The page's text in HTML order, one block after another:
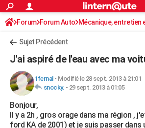
ACTUALITÉS
Politique
Société
Faits Divers
Education
Monde
Villes
+
FINANCE
Retraite
Impôts
Epargne
Immobilier
Risques naturels par ville
Banque
Assurance
Crédit
AUTO
Essais
Réserver un essai
Citadines
Berlines
SUV
Forum auto
+HIGH-TECH
S'inscrire
Connexion
Forum Forum Auto Mécanique, entretien
Sujet Précédent
J'ai aspiré de l'eau avec ma
1fernal - Modifié le 28 sept. 2013 à 21:01
snocky. - 29 sept. 2013 à 01:05
Bonjour,
Il y a 2h , gros orage dans ma région ,
ford KA de 2001) et je suis passer dans